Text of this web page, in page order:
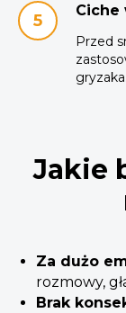
Ciche
Przed
gryzaka.
Jakie
Za dużo
rozmowy,
Brak